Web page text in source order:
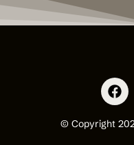
© Copyright